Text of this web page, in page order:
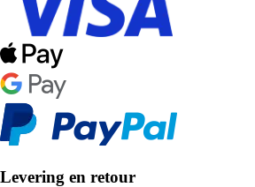
Levering en retour